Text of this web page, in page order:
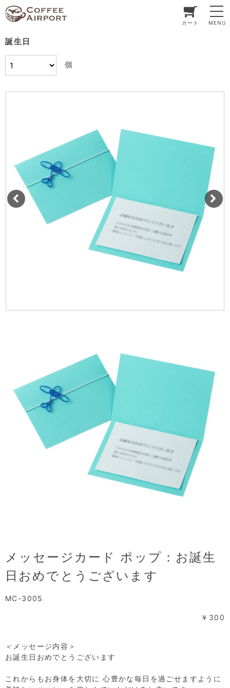
カート MENU
誕生日
個
メッセージカード ポップ：お誕生
日おめでとうございます
MC-3005
￥300
＜メッセージ内容＞
お誕生日おめでとうございます
これからもお身体を大切に 心豊かな毎日を過ごせますように